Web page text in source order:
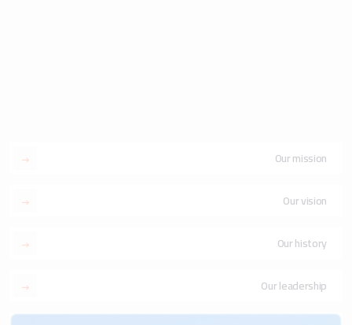
Our mission
Our vision
Our history
Our leadership